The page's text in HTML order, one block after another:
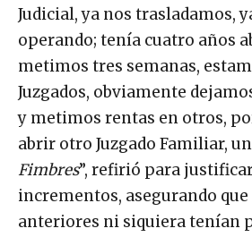
Judicial, ya nos trasladamos,
operando; tenía cuatro años
metimos tres semanas,
Juzgados, obviamente
y metimos rentas en otros,
abrir otro Juzgado Familiar,
Fimbres”, refirió para
incrementos, asegurando que
anteriores ni siquiera tenían